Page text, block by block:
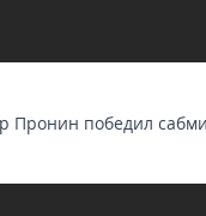
Пронин победил